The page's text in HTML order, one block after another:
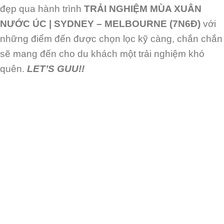
đẹp qua hành trình TRẢI NGHIỆM MÙA XUÂN
NƯỚC ÚC | SYDNEY – MELBOURNE (7N6Đ) với
những điểm đến được chọn lọc kỹ càng, chắn chắn
sẽ mang đến cho du khách một trải nghiệm khó
quên. LET’S GUU!!